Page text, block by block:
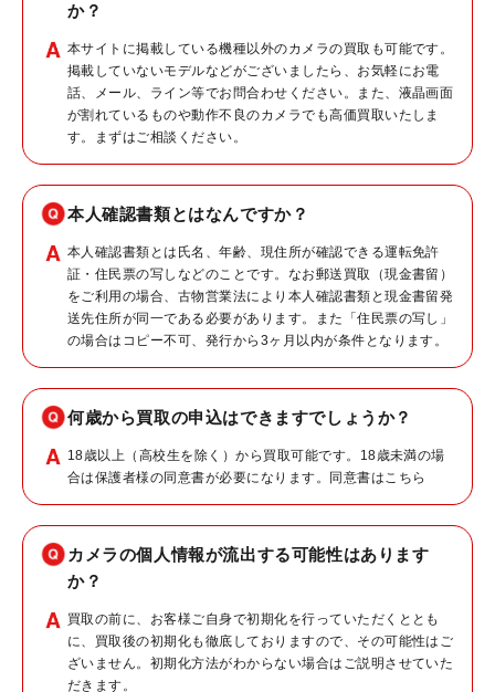
か？
本サイトに掲載している機種以外のカメラの買取も可能です。
掲載していないモデルなどがございましたら、お気軽にお電
話、メール、ライン等でお問合わせください。また、液晶画面
が割れているものや動作不良のカメラでも高価買取いたしま
す。まずはご相談ください。
本人確認書類とはなんですか？
本人確認書類とは氏名、年齢、現住所が確認できる運転免許
証・住民票の写しなどのことです。なお郵送買取（現金書留）
をご利用の場合、古物営業法により本人確認書類と現金書留発
送先住所が同一である必要があります。また「住民票の写し」
の場合はコピー不可、発行から3ヶ月以内が条件となります。
何歳から買取の申込はできますでしょうか？
18歳以上（高校生を除く）から買取可能です。18歳未満の場
合は保護者様の同意書が必要になります。同意書はこちら
カメラの個人情報が流出する可能性はあります
か？
買取の前に、お客様ご自身で初期化を行っていただくととも
に、買取後の初期化も徹底しておりますので、その可能性はご
ざいません。初期化方法がわからない場合はご説明させていた
だきます。